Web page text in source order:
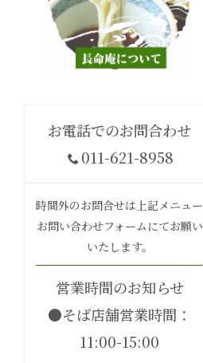
お電話でのお問合わせ
011-621-8958
時間外のお問合せは上記メニュー
お問い合わせフォームにてお願い
いたします。
営業時間のお知らせ
●そば店舗営業時間：
11:00-15:00